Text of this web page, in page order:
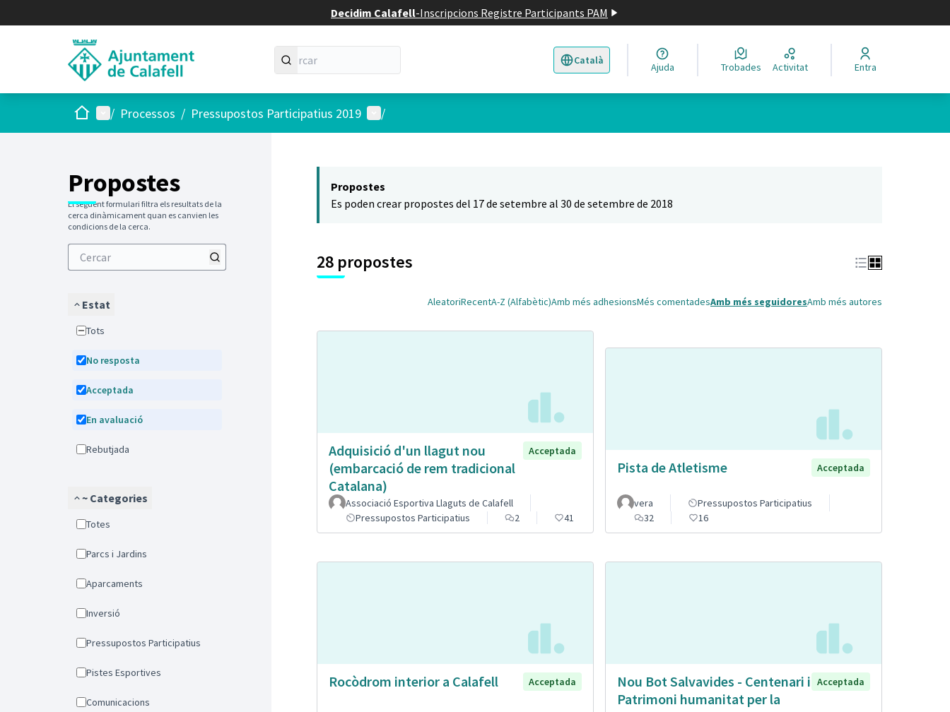
Decidim Calafell-Inscripcions Registre Participants PAM
Català
Triar la llengua Elegir el idioma
Ajuda Trobades Activitat Entra
Inici Menú principal
/ Processos / Pressupostos Participatius 2019 Menú d'usuari
/
Propostes
El següent formulari filtra els resultats de la
cerca dinàmicament quan es canvien les
condicions de la cerca.
Estat
Tots
No resposta
Acceptada
En avaluació
Rebutjada
~ Categories
Totes
Parcs i Jardins
Aparcaments
Inversió
Pressupostos Participatius
Pistes Esportives
Comunicacions
Propostes
Es poden crear propostes del 17 de setembre al 30 de setembre de 2018
28 propostes
AleatoriRecentA-Z (Alfabètic)Amb més adhesionsMés comentadesAmb més seguidoresAmb més autores
Adquisició d'un llagut nou
(embarcació de rem tradicional
Catalana)
Acceptada
Associació Esportiva Llaguts de Calafell
Pressupostos Participatius
2 41
Pista de Atletisme Acceptada
vera
Pressupostos Participatius
32
16
Rocòdrom interior a Calafell Acceptada
Nou Bot Salvavides - Centenari i
Patrimoni humanitat per la
Acceptada